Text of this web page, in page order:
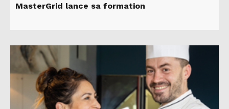
MasterGrid lance sa formation